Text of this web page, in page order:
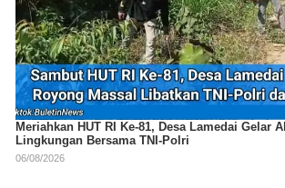
Meriahkan HUT RI Ke-81, Desa Lamedai Gelar
Lingkungan Bersama TNI-Polri
06/08/2026